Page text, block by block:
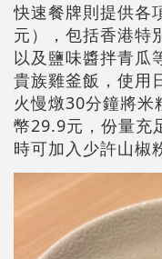
快速餐牌則提供各
元），包括香港特
以及鹽味醬拌青瓜
貴族雞釜飯，使用
火慢燉30分鐘將米
幣29.9元，份量充
時可加入少許山椒